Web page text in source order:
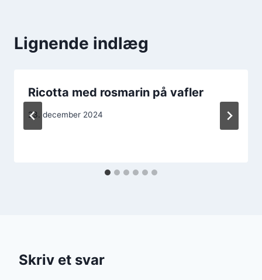
Lignende indlæg
Ricotta med rosmarin på vafler
23. december 2024
Skriv et svar